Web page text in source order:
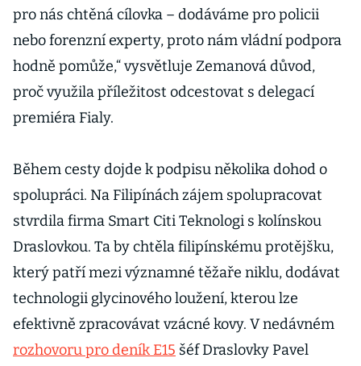
pro nás chtěná cílovka – dodáváme pro policii
nebo forenzní experty, proto nám vládní podpora
hodně pomůže,“ vysvětluje Zemanová důvod,
proč využila příležitost odcestovat s delegací
premiéra Fialy.
Během cesty dojde k podpisu několika dohod o
spolupráci. Na Filipínách zájem spolupracovat
stvrdila firma Smart Citi Teknologi s kolínskou
Draslovkou. Ta by chtěla filipínskému protějšku,
který patří mezi významné těžaře niklu, dodávat
technologii glycinového loužení, kterou lze
efektivně zpracovávat vzácné kovy. V nedávném
rozhovoru pro deník E15 šéf Draslovky Pavel